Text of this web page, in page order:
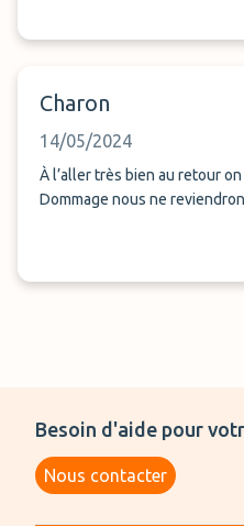
Charon
14/05/2024
À l’aller très bien au retour
Dommage nous ne
Besoin d'aide pour
Nous contacter